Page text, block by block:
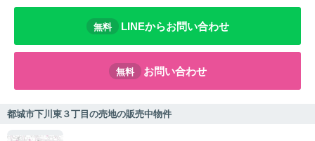
無料 LINEからお問い合わせ
無料 お問い合わせ
都城市下川東３丁目の売地の販売中物件